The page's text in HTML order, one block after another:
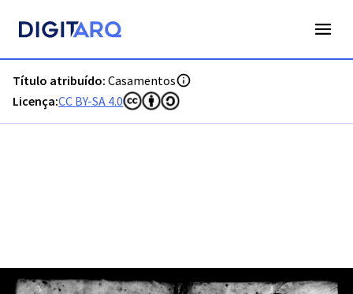
Título atribuído: Casamentos
Licença:CC BY-SA 4.0